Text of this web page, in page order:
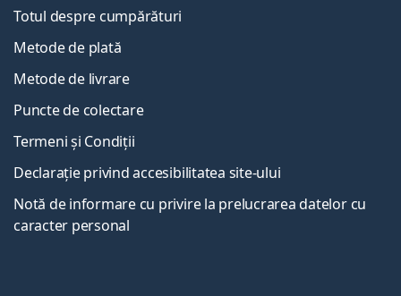
Totul despre cumpărături
Metode de plată
Metode de livrare
Puncte de colectare
Termeni și Condiții
Declarație privind accesibilitatea site-ului
Notă de informare cu privire la prelucrarea datelor cu
caracter personal